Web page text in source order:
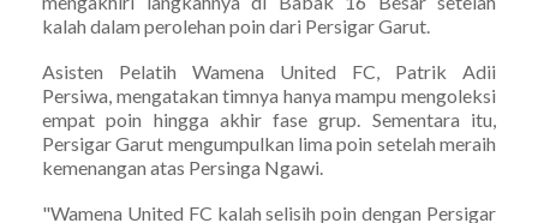
kalah dalam perolehan poin dari Persigar Garut.
Asisten Pelatih Wamena United FC, Patrik Adii
Persiwa, mengatakan timnya hanya mampu mengoleksi
empat poin hingga akhir fase grup. Sementara itu,
Persigar Garut mengumpulkan lima poin setelah meraih
kemenangan atas Persinga Ngawi.
"Wamena United FC kalah selisih poin dengan Persigar